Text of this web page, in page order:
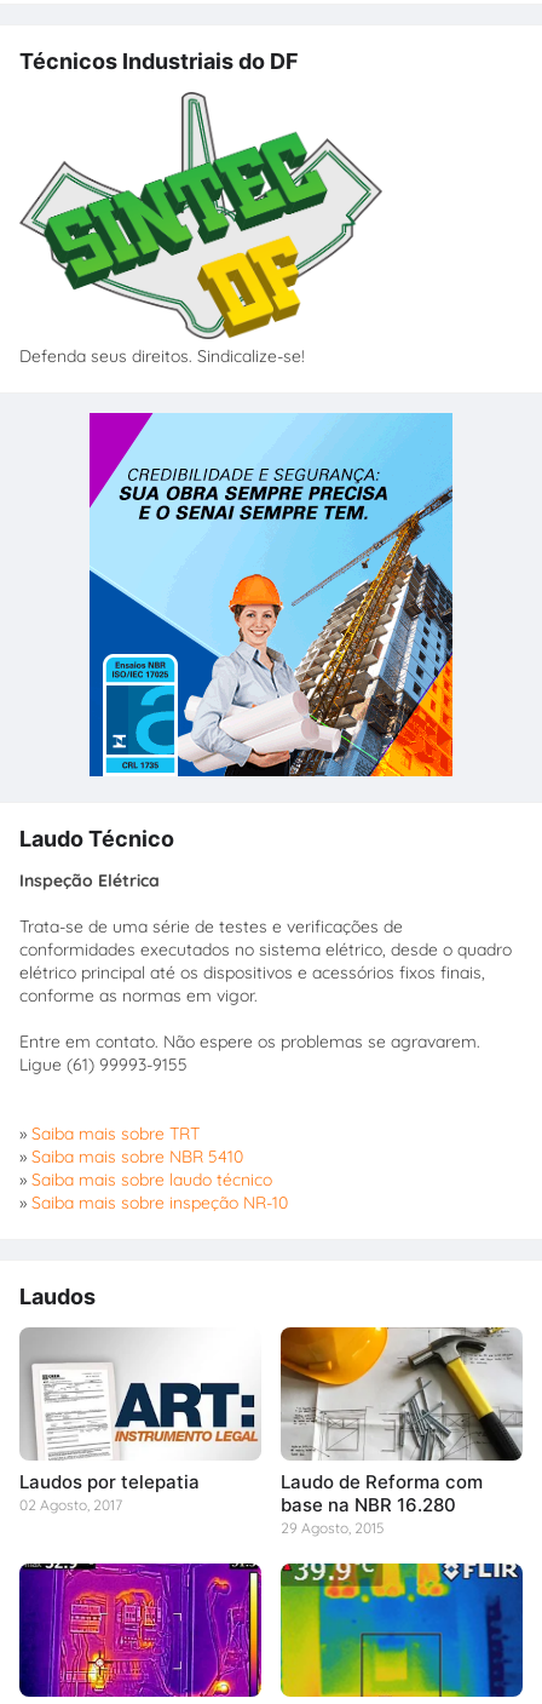
Técnicos Industriais do DF
Defenda seus direitos. Sindicalize-se!
Laudo Técnico
Inspeção Elétrica
Trata-se de uma série de testes e verificações de
conformidades executados no sistema elétrico, desde o quadro
elétrico principal até os dispositivos e acessórios fixos finais,
conforme as normas em vigor.
Entre em contato. Não espere os problemas se agravarem.
Ligue (61) 99993-9155
» Saiba mais sobre TRT
» Saiba mais sobre NBR 5410
» Saiba mais sobre laudo técnico
» Saiba mais sobre inspeção NR-10
Laudos
Laudos por telepatia
02 Agosto, 2017
Laudo de Reforma com
base na NBR 16.280
29 Agosto, 2015